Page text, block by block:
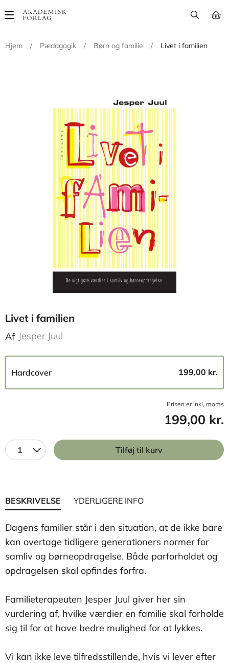
Main
Hjem
/ Pædagogik / Børn og familie / Livet i familien
Livet i familien
Af Jesper Juul
Hardcover 199,00 kr.
Prisen er inkl, moms
199,00 kr.
1 Tilføj til kurv
BESKRIVELSE YDERLIGERE INFO
Dagens familier står i den situation, at de ikke bare
kan overtage tidligere generationers normer for
samliv og børneopdragelse. Både parforholdet og
opdragelsen skal opfindes forfra.
Familieterapeuten Jesper Juul giver her sin
vurdering af, hvilke værdier en familie skal forholde
sig til for at have bedre mulighed for at lykkes.
Vi kan ikke leve tilfredsstillende, hvis vi lever efter